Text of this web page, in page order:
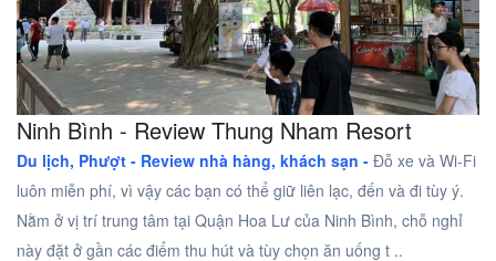
Ninh Bình - Review Thung Nham Resort
Du lịch, Phượt - Review nhà hàng, khách sạn - Đỗ xe và Wi-Fi
luôn miễn phí, vì vậy các bạn có thể giữ liên lạc, đến và đi tùy ý.
Nằm ở vị trí trung tâm tại Quận Hoa Lư của Ninh Bình, chỗ nghỉ
này đặt ở gần các điểm thu hút và tùy chọn ăn uống t ..